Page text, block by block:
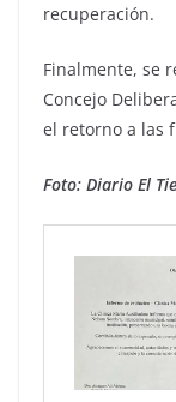
recuperación.
Finalmente, se
Concejo
el retorno a las
Foto: Diario El